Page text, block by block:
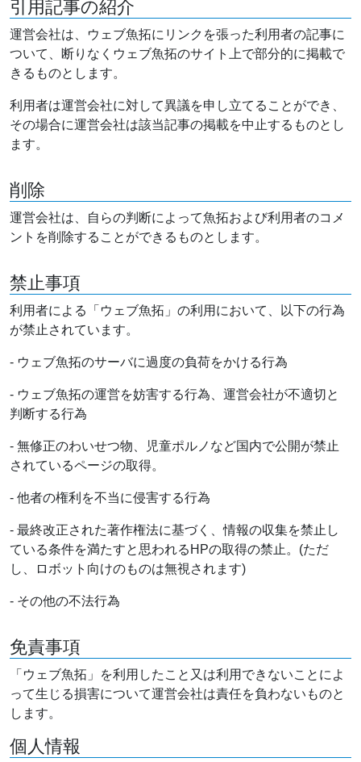
引用記事の紹介
運営会社は、ウェブ魚拓にリンクを張った利用者の記事に
ついて、断りなくウェブ魚拓のサイト上で部分的に掲載で
きるものとします。
利用者は運営会社に対して異議を申し立てることができ、
その場合に運営会社は該当記事の掲載を中止するものとし
ます。
削除
運営会社は、自らの判断によって魚拓および利用者のコメ
ントを削除することができるものとします。
禁止事項
利用者による「ウェブ魚拓」の利用において、以下の行為
が禁止されています。
- ウェブ魚拓のサーバに過度の負荷をかける行為
- ウェブ魚拓の運営を妨害する行為、運営会社が不適切と
判断する行為
- 無修正のわいせつ物、児童ポルノなど国内で公開が禁止
されているページの取得。
- 他者の権利を不当に侵害する行為
- 最終改正された著作権法に基づく、情報の収集を禁止し
ている条件を満たすと思われるHPの取得の禁止。(ただ
し、ロボット向けのものは無視されます)
- その他の不法行為
免責事項
「ウェブ魚拓」を利用したこと又は利用できないことによ
って生じる損害について運営会社は責任を負わないものと
します。
個人情報